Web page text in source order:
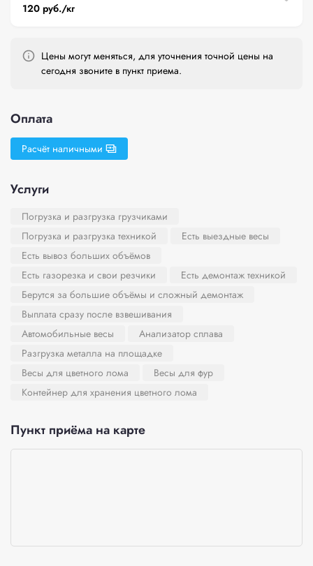
120 руб./кг
Цены могут меняться, для уточнения точной цены на
сегодня звоните в пункт приема.
Оплата
Расчёт наличными
Услуги
Погрузка и разгрузка грузчиками
Погрузка и разгрузка техникой
Есть выездные весы
Есть вывоз больших объёмов
Есть газорезка и свои резчики
Есть демонтаж техникой
Берутся за большие объёмы и сложный демонтаж
Выплата сразу после взвешивания
Автомобильные весы
Анализатор сплава
Разгрузка металла на площадке
Весы для цветного лома
Весы для фур
Контейнер для хранения цветного лома
Пункт приёма на карте